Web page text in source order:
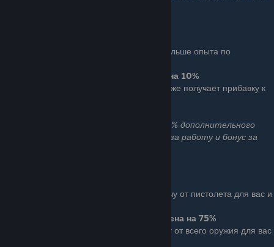
Basic (1 очко): Вы получаете больше опыта по
Получаемый опыт увеличен на 10%
Ace (3 очка): Ваша команда также получает прибавку к
(таким образом, вы будете получать 21% дополнительного
опыта за опыт по окончании дня, опыт за работу и бонус за
Basic (1 очко): Уменьшает отдачу от пистолета для вас и
Отдача от пистолета уменьшена на 75%
Ace (3 очка): Уменьшает отдачу от всего оружия для вас